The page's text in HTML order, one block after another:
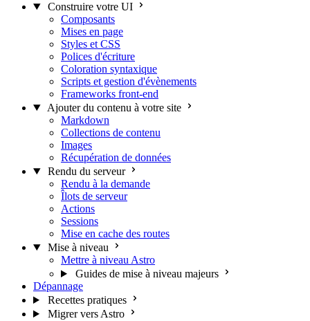
Construire votre UI
Composants
Mises en page
Styles et CSS
Polices d'écriture
Coloration syntaxique
Scripts et gestion d'évènements
Frameworks front-end
Ajouter du contenu à votre site
Markdown
Collections de contenu
Images
Récupération de données
Rendu du serveur
Rendu à la demande
Îlots de serveur
Actions
Sessions
Mise en cache des routes
Mise à niveau
Mettre à niveau Astro
Guides de mise à niveau majeurs
Dépannage
Recettes pratiques
Migrer vers Astro